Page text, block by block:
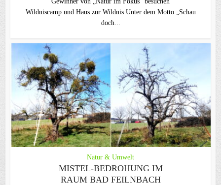
Wildniscamp und Haus zur Wildnis Unter dem Motto „Schau
doch...
Natur & Umwelt
MISTEL-BEDROHUNG IM
RAUM BAD FEILNBACH